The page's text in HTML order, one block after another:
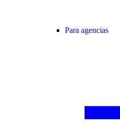
Para agencias